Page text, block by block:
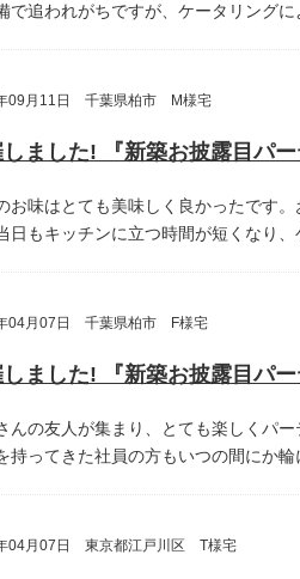
で追われがちですが、ケータリングに
09月11日 千葉県柏市 M様宅
お味はとても美味しく良かったです
日もキッチンに立つ時間が短くなり
04月07日 千葉県柏市 F様宅
んの友人が集まり、とても楽しくパ
持ってきた社員の方もいつの間にか輪
04月07日 東京都江戸川区 T様宅